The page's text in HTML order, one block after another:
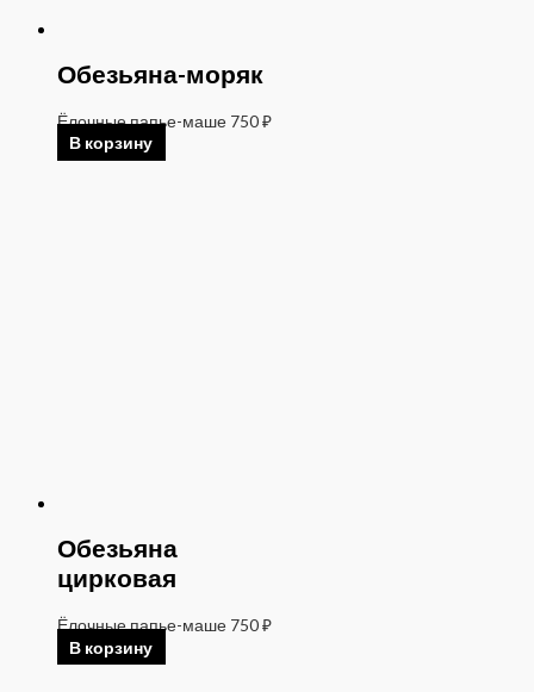
Обезьяна-моряк
Ёлочные папье-маше 750₽
В корзину
Обезьяна
цирковая
Ёлочные папье-маше 750₽
В корзину